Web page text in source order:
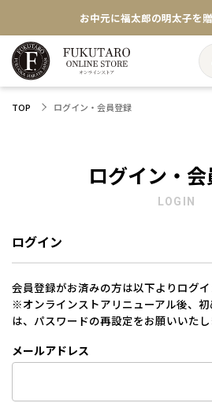
お中元に福太郎の明太子を
★めんべい25周年記念商
【色々な味を試したい方へ】ポ
TOP ログイン・会員登録
ログイン・
LOGIN
ログイン
会員登録がお済みの方は以下よりログイ
※オンラインストアリニューアル後、
は、パスワードの再設定をお願いいたし
メールアドレス